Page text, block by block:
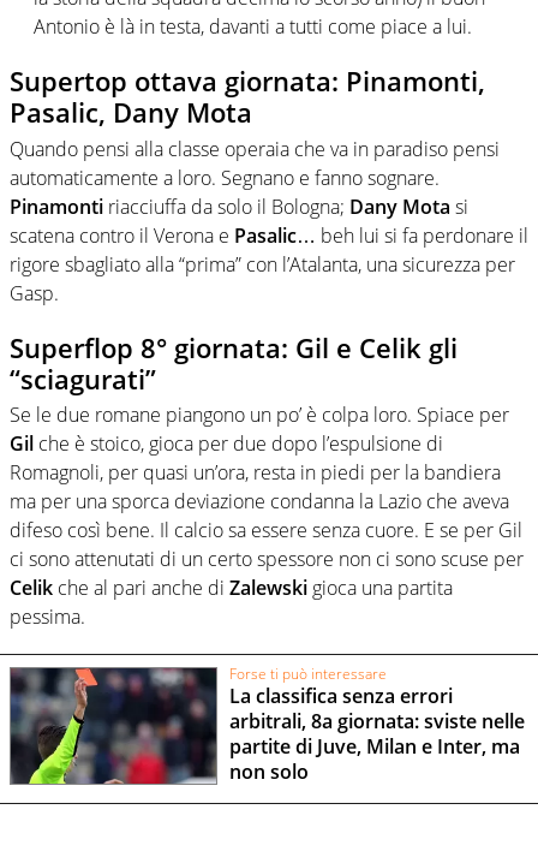
Antonio è là in testa, davanti a tutti come piace a lui.
Supertop ottava giornata: Pinamonti,
Pasalic, Dany Mota
Quando pensi alla classe operaia che va in paradiso pensi
automaticamente a loro. Segnano e fanno sognare.
Pinamonti riacciuffa da solo il Bologna; Dany Mota si
scatena contro il Verona e Pasalic… beh lui si fa perdonare il
rigore sbagliato alla “prima” con l’Atalanta, una sicurezza per
Gasp.
Superflop 8° giornata: Gil e Celik gli
“sciagurati”
Se le due romane piangono un po’ è colpa loro. Spiace per
Gil che è stoico, gioca per due dopo l’espulsione di
Romagnoli, per quasi un’ora, resta in piedi per la bandiera
ma per una sporca deviazione condanna la Lazio che aveva
difeso così bene. Il calcio sa essere senza cuore. E se per Gil
ci sono attenutati di un certo spessore non ci sono scuse per
Celik che al pari anche di Zalewski gioca una partita
pessima.
Forse ti può interessare
La classifica senza errori
arbitrali, 8a giornata: sviste nelle
partite di Juve, Milan e Inter, ma
non solo